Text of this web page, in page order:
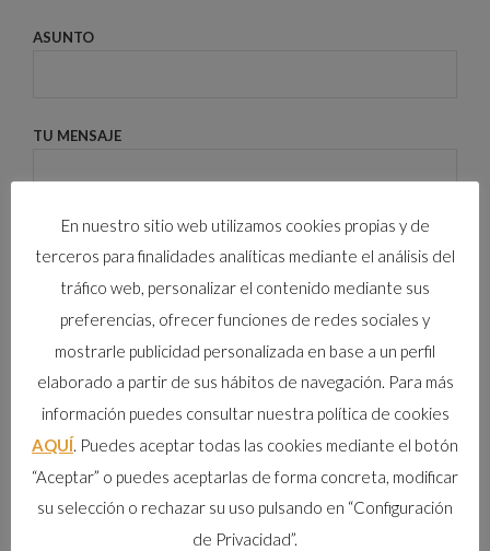
ASUNTO
TU MENSAJE
Al enviar este formulario acepto lapolítica de privacidadde
la web.
En nuestro sitio web utilizamos cookies propias y de
terceros para finalidades analíticas mediante el análisis del
tráfico web, personalizar el contenido mediante sus
preferencias, ofrecer funciones de redes sociales y
mostrarle publicidad personalizada en base a un perfil
elaborado a partir de sus hábitos de navegación. Para más
información puedes consultar nuestra política de cookies
AQUÍ. Puedes aceptar todas las cookies mediante el botón
“Aceptar” o puedes aceptarlas de forma concreta, modificar
su selección o rechazar su uso pulsando en “Configuración
de Privacidad”.